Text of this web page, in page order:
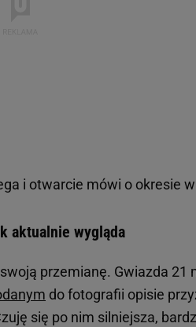
i otwarcie mówi o okresie
aktualnie wygląda
przemianę. Gwiazda 21
do fotografii opisie
się po nim silniejsza,